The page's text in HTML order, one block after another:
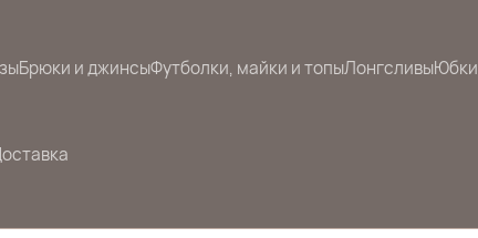
Брюки и джинсыФутболки, майки и топыЛонгсливыЮбки